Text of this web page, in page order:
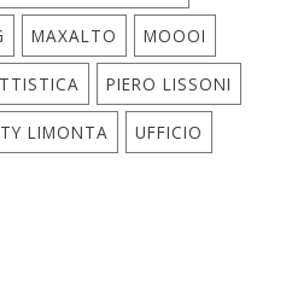
MAXALTO MOOOI
PIERO LISSONI
LIMONTA UFFICIO